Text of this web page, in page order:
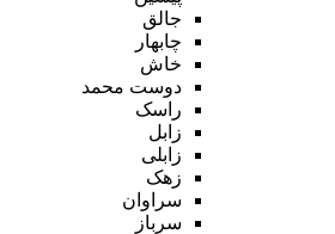
جالق
چابهار
خاش
دوست محمد
راسک
زابل
زابلی
زهک
سراوان
سرباز